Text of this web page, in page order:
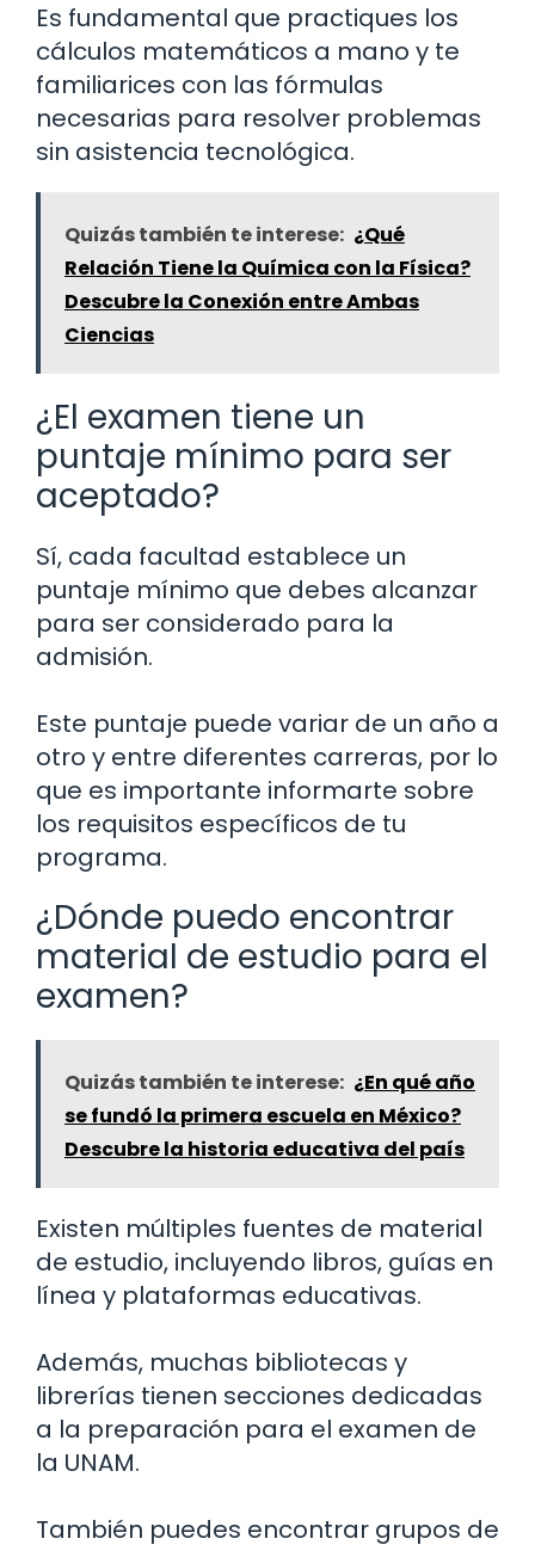
Es fundamental que practiques los
cálculos matemáticos a mano y te
familiarices con las fórmulas
necesarias para resolver problemas
sin asistencia tecnológica.
Quizás también te interese: ¿Qué
Relación Tiene la Química con la Física?
Descubre la Conexión entre Ambas
Ciencias
¿El examen tiene un
puntaje mínimo para ser
aceptado?
Sí, cada facultad establece un
puntaje mínimo que debes alcanzar
para ser considerado para la
admisión.
Este puntaje puede variar de un año a
otro y entre diferentes carreras, por lo
que es importante informarte sobre
los requisitos específicos de tu
programa.
¿Dónde puedo encontrar
material de estudio para el
examen?
Quizás también te interese: ¿En qué año
se fundó la primera escuela en México?
Descubre la historia educativa del país
Existen múltiples fuentes de material
de estudio, incluyendo libros, guías en
línea y plataformas educativas.
Además, muchas bibliotecas y
librerías tienen secciones dedicadas
a la preparación para el examen de
la UNAM.
También puedes encontrar grupos de